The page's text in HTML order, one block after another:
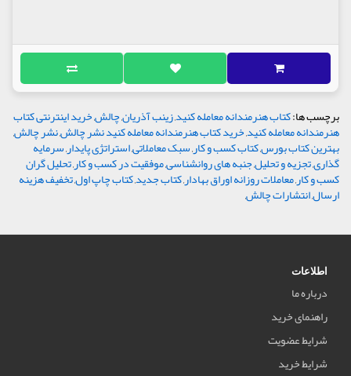
برچسب ها:کتاب هنرمندانه معامله کنید,زینب آذریان,چالش,خرید اینترنتی کتاب
هنرمندانه معامله کنید,خرید کتاب هنرمندانه معامله کنید نشر چالش,نشر چالش,
بهترین کتاب بورس,کتاب کسب و کار,سبک معاملاتی,استراتژی پایدار,سرمایه
گذاری,تجزیه و تحلیل,جنبه های روانشناسی,موفقیت در کسب و کار,تحلیل گران
کسب و کار,معاملات روزانه اوراق بهادار,کتاب جدید,کتاب چاپ اول,تخفیف هزینه
ارسال,انتشارات چالش,
اطلاعات
درباره ما
راهنمای خرید
شرایط عضویت
شرایط خرید